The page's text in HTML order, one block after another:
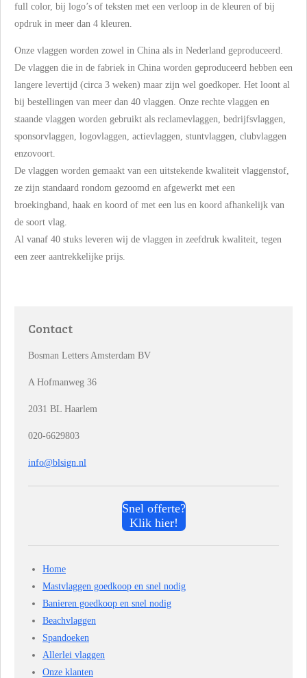
full color, bij logo’s of teksten met een verloop in de kleuren of bij
opdruk in meer dan 4 kleuren.
Onze vlaggen worden zowel in China als in Nederland geproduceerd.
De vlaggen die in de fabriek in China worden geproduceerd hebben een
langere levertijd (circa 3 weken) maar zijn wel goedkoper. Het loont al
bij bestellingen van meer dan 40 vlaggen. Onze rechte vlaggen en
staande vlaggen worden gebruikt als reclamevlaggen, bedrijfsvlaggen,
sponsorvlaggen, logovlaggen, actievlaggen, stuntvlaggen, clubvlaggen
enzovoort.
De vlaggen worden gemaakt van een uitstekende kwaliteit vlaggenstof,
ze zijn standaard rondom gezoomd en afgewerkt met een
broekingband, haak en koord of met een lus en koord afhankelijk van
de soort vlag.
Al vanaf 40 stuks leveren wij de vlaggen in zeefdruk kwaliteit, tegen
een zeer aantrekkelijke prijs.
Contact
Bosman Letters Amsterdam BV
A Hofmanweg 36
2031 BL Haarlem
020-6629803
info@blsign.nl
Snel offerte?
Klik hier!
Home
Mastvlaggen goedkoop en snel nodig
Banieren goedkoop en snel nodig
Beachvlaggen
Spandoeken
Allerlei vlaggen
Onze klanten